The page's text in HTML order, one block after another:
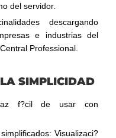
del servidor.
descargando
e industrias del
Professional.
SIMPLICIDAD
f?cil de usar con
Visualizaci?